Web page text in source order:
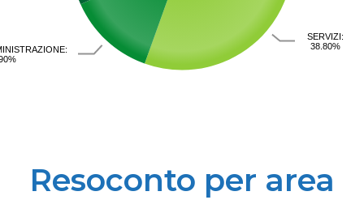
SERVIZI:
38.80%
Resoconto per area